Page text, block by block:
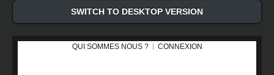
SWITCH TO DESKTOP VERSION
QUI SOMMES NOUS ? CONNEXION